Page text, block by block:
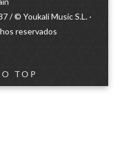
/ © Youkali Music S.L. ·
reservados
TOP